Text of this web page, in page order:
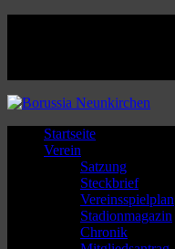
Startseite
Verein
Satzung
Steckbrief
Vereinsspielplan
Stadionmagazin
Chronik